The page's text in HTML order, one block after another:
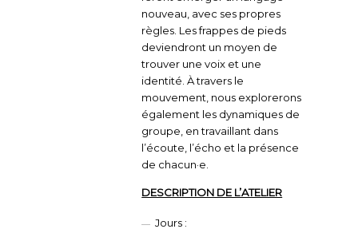
nouveau, avec ses propres
règles. Les frappes de pieds
deviendront un moyen de
trouver une voix et une
identité. À travers le
mouvement, nous explorerons
également les dynamiques de
groupe, en travaillant dans
l’écoute, l’écho et la présence
de chacun·e.
DESCRIPTION DE L’ATELIER
Jours :